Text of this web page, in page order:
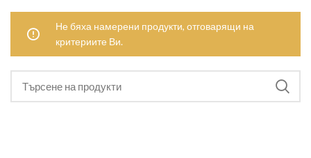
Не бяха намерени продукти, отговарящи на
критериите Ви.